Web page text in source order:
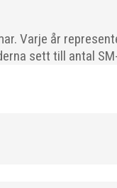
Varje år
sett till antal
möjlighet! >>